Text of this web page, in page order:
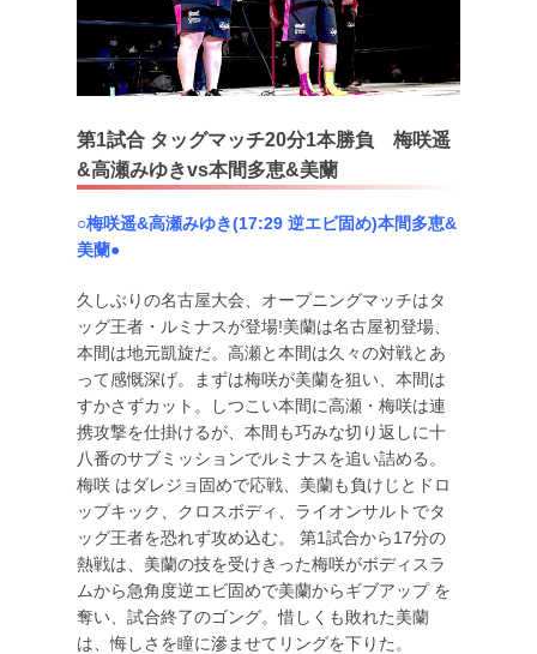
第1試合 タッグマッチ20分1本勝負 梅咲遥
&高瀬みゆきvs本間多恵&美蘭
○梅咲遥&高瀬みゆき(17:29 逆エビ固め)本間多恵&
美蘭●
久しぶりの名古屋大会、オープニングマッチはタ
ッグ王者・ルミナスが登場!美蘭は名古屋初登場、
本間は地元凱旋だ。高瀬と本間は久々の対戦とあ
って感慨深げ。まずは梅咲が美蘭を狙い、本間は
すかさずカット。しつこい本間に高瀬・梅咲は連
携攻撃を仕掛けるが、本間も巧みな切り返しに十
八番のサブミッションでルミナスを追い詰める。
梅咲 はダレジョ固めで応戦、美蘭も負けじとドロ
ップキック、クロスボディ、ライオンサルトでタ
ッグ王者を恐れず攻め込む。 第1試合から17分の
熱戦は、美蘭の技を受けきった梅咲がボディスラ
ムから急角度逆エビ固めで美蘭からギブアップ を
奪い、試合終了のゴング。惜しくも敗れた美蘭
は、悔しさを瞳に滲ませてリングを下りた。